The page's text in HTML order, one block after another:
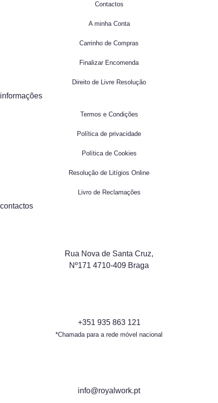
Contactos
A minha Conta
Carrinho de Compras
Finalizar Encomenda
Direito de Livre Resolução
informações
Termos e Condições
Política de privacidade
Política de Cookies
Resolução de Litígios Online
Livro de Reclamações
contactos
Rua Nova de Santa Cruz,
Nº171 4710-409 Braga
+351 935 863 121
*Chamada para a rede móvel nacional
info@royalwork.pt